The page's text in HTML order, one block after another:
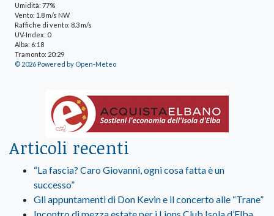
Umidità: 77%
Vento: 1.8 m/s NW
Raffiche di vento: 8.3 m/s
UV-Index: 0
Alba: 6:18
Tramonto: 20:29
© 2026 Powered by Open-Meteo
Articoli recenti
“La fascia? Caro Giovanni, ogni cosa fatta è un
successo”
Gli appuntamenti di Don Kevin e il concerto alle “Trane”